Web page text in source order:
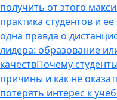
получить от этого
практика студентов и
одна правда о
лидера: образование
качествПочему
причины и как не
потерять интерес к